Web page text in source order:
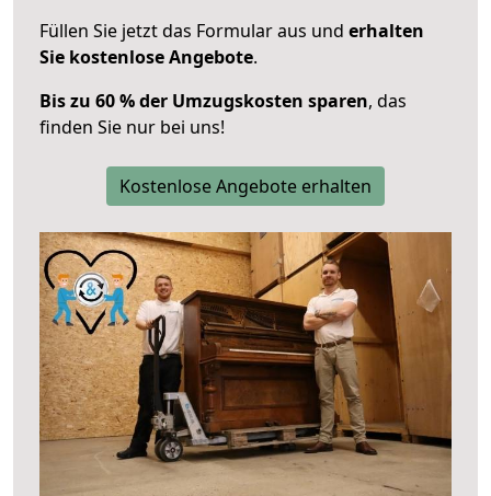
Füllen Sie jetzt das Formular aus und erhalten
Sie kostenlose Angebote.
Bis zu 60 % der Umzugskosten sparen, das
finden Sie nur bei uns!
Kostenlose Angebote erhalten